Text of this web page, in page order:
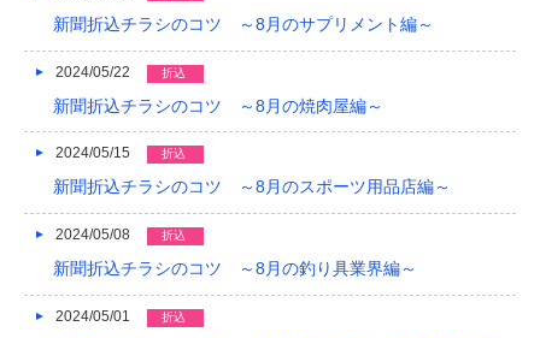
新聞折込チラシのコツ ～8月のサプリメント編～
2024/05/22 折込
新聞折込チラシのコツ ～8月の焼肉屋編～
2024/05/15 折込
新聞折込チラシのコツ ～8月のスポーツ用品店編～
2024/05/08 折込
新聞折込チラシのコツ ～8月の釣り具業界編～
2024/05/01 折込